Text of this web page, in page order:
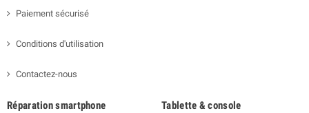
Paiement sécurisé
Conditions d'utilisation
Contactez-nous
Réparation smartphone Tablette & console